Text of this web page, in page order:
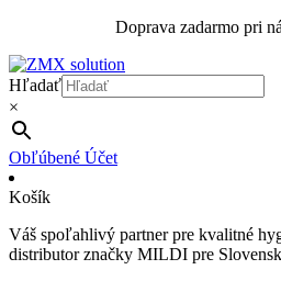
Doprava zadarmo pri
Hľadať
×
Obľúbené Účet
Košík
Váš spoľahlivý partner pre kvalitné
distributor značky MILDI pre